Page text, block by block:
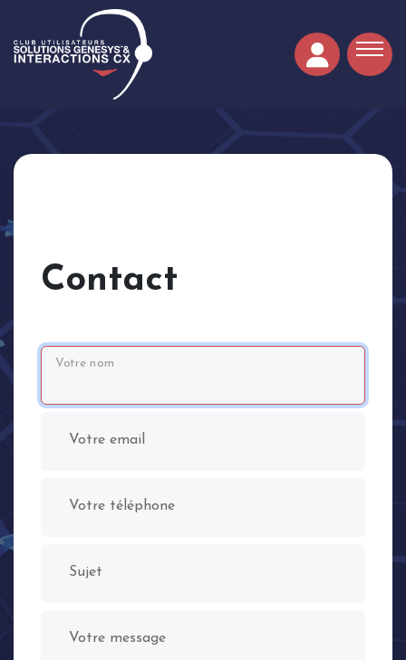
Contact
Votre nom
Votre email
Votre téléphone
Sujet
Votre message